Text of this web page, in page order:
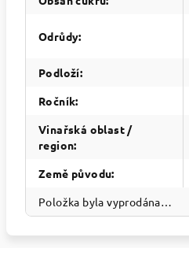
Odrůdy:
Podloží:
Ročník:
Vinařská oblast /
region:
Země původu:
Položka byla vyprodána…